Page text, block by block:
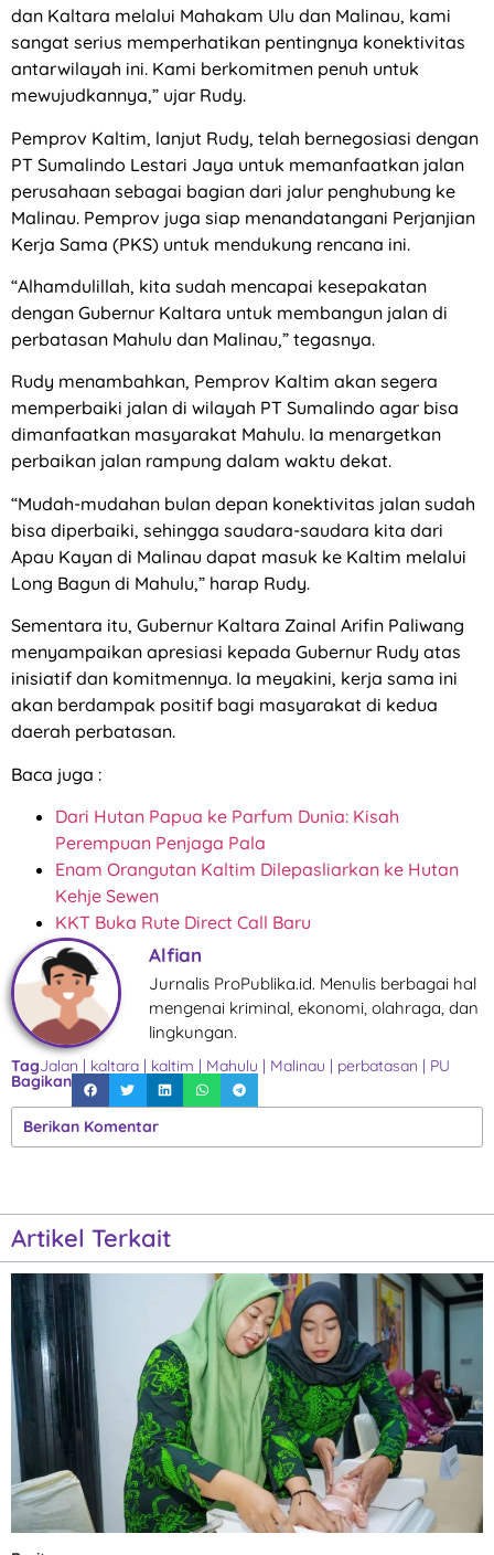
dan Kaltara melalui Mahakam Ulu dan Malinau, kami
sangat serius memperhatikan pentingnya konektivitas
antarwilayah ini. Kami berkomitmen penuh untuk
mewujudkannya,” ujar Rudy.
Pemprov Kaltim, lanjut Rudy, telah bernegosiasi dengan
PT Sumalindo Lestari Jaya untuk memanfaatkan jalan
perusahaan sebagai bagian dari jalur penghubung ke
Malinau. Pemprov juga siap menandatangani Perjanjian
Kerja Sama (PKS) untuk mendukung rencana ini.
“Alhamdulillah, kita sudah mencapai kesepakatan
dengan Gubernur Kaltara untuk membangun jalan di
perbatasan Mahulu dan Malinau,” tegasnya.
Rudy menambahkan, Pemprov Kaltim akan segera
memperbaiki jalan di wilayah PT Sumalindo agar bisa
dimanfaatkan masyarakat Mahulu. Ia menargetkan
perbaikan jalan rampung dalam waktu dekat.
“Mudah-mudahan bulan depan konektivitas jalan sudah
bisa diperbaiki, sehingga saudara-saudara kita dari
Apau Kayan di Malinau dapat masuk ke Kaltim melalui
Long Bagun di Mahulu,” harap Rudy.
Sementara itu, Gubernur Kaltara Zainal Arifin Paliwang
menyampaikan apresiasi kepada Gubernur Rudy atas
inisiatif dan komitmennya. Ia meyakini, kerja sama ini
akan berdampak positif bagi masyarakat di kedua
daerah perbatasan.
Baca juga :
Dari Hutan Papua ke Parfum Dunia: Kisah
Perempuan Penjaga Pala
Enam Orangutan Kaltim Dilepasliarkan ke Hutan
Kehje Sewen
KKT Buka Rute Direct Call Baru
Alfian
Jurnalis ProPublika.id. Menulis berbagai hal
mengenai kriminal, ekonomi, olahraga, dan
lingkungan.
TagJalan | kaltara | kaltim | Mahulu | Malinau | perbatasan | PU
Bagikan
Berikan Komentar
Artikel Terkait